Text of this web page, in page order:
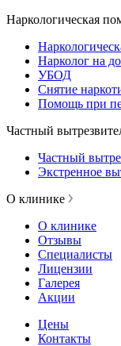
Наркологическая
Нарколог на
УБОД
Снятие
Помощь при
Частный
Частный
Экстренное
О клинике
О клинике
Отзывы
Специалисты
Лицензии
Галерея
Акции
Цены
Контакты